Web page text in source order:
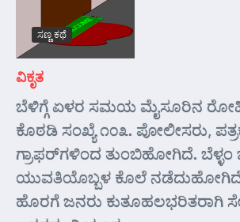
ಸಣ್ಣ ಕಥೆ
ವಿಕೃತ
ಬೆಳಿಗ್ಗೆ ಏಳರ ಸಮಯ ಮೈಸೂರಿನ
ಕೊಠಡಿ ಸಂಖ್ಯೆ ೧೦೩. ಪೋಲೀಸರು,
ಗ್ರಾಫರ್‌ಗಳಿಂದ ತುಂಬಿಹೋಗಿದೆ. ಬೆಳ್ಳಂ
ಯುವತಿಯೊಬ್ಬಳ ಕೊಲೆ
ಹೊರಗೆ ಜನರು ಕುತೂಹಲಭರಿತರಾಗಿ